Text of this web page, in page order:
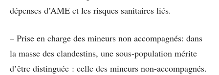
dépenses d’AME et les risques sanitaires liés.
– Prise en charge des mineurs non accompagnés: dans
la masse des clandestins, une sous-population mérite
d’être distinguée : celle des mineurs non-accompagnés.